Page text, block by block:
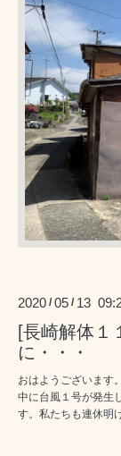
2020 /05 / 13
[長崎解体１
に・・・
おはようございます
中に台風１号が発生
す。私たちも連休明け